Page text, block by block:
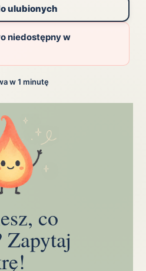
ulubionych
niedostępny w
w 1 minutę
co
Zapytaj